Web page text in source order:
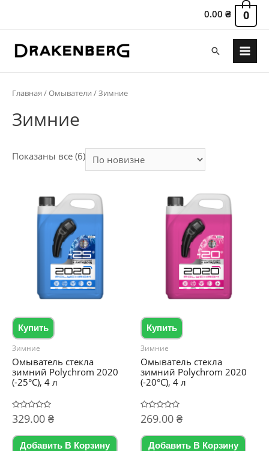
0.00₴ 0
Поиск
Main
Главная /Омыватели / Зимние
Зимние
Показаны все (6)Сортировка:
самые
Купить
Зимние
Омыватель стекла
зимний Polychrom 2020
(-25°C), 4 л
Оценка
0
5
329.00 ₴
Добавить В Корзину
Купить
Зимние
Омыватель стекла
зимний Polychrom 2020
(-20°C), 4 л
Оценка
0
5
269.00 ₴
Добавить В Корзину